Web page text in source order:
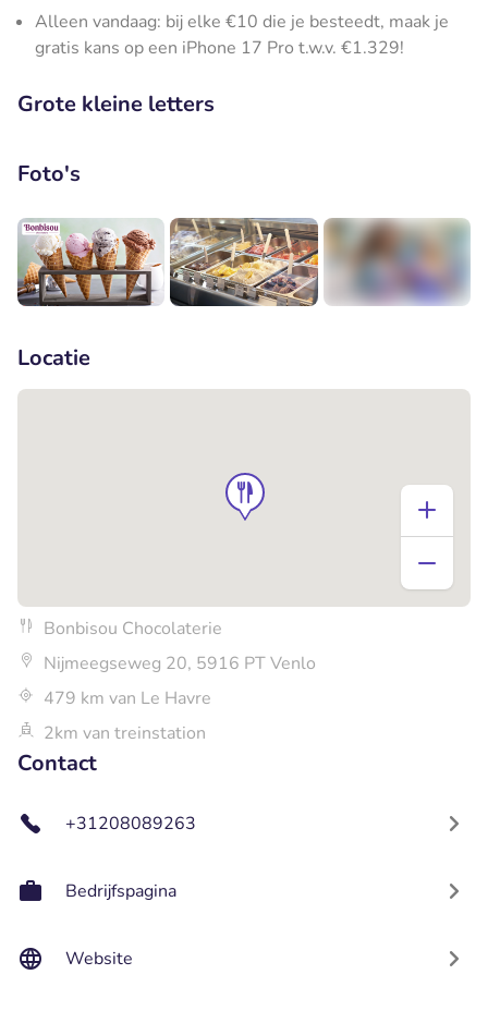
Alleen vandaag: bij elke €10 die je besteedt, maak je
gratis kans op een iPhone 17 Pro t.w.v. €1.329!
Grote kleine letters
Foto's
Locatie
Bonbisou Chocolaterie
Nijmeegseweg 20, 5916 PT Venlo
479 km van Le Havre
2km van treinstation
Contact
+31208089263
Bedrijfspagina
Website